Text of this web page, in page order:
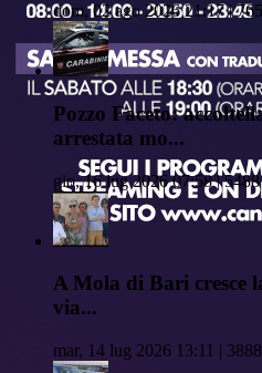
dom, 02 ago 2026 21:17 |
Pozzo Faceto:
arrestata mo...
gio, 16 lug 2026 07:58 |
A Mola di Bari cresce
via...
mar, 14 lug 2026 13:11 |